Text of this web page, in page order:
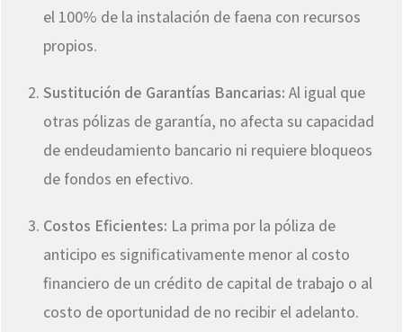
el 100% de la instalación de faena con recursos
propios.
Sustitución de Garantías Bancarias: Al igual que
otras pólizas de garantía, no afecta su capacidad
de endeudamiento bancario ni requiere bloqueos
de fondos en efectivo.
Costos Eficientes: La prima por la póliza de
anticipo es significativamente menor al costo
financiero de un crédito de capital de trabajo o al
costo de oportunidad de no recibir el adelanto.